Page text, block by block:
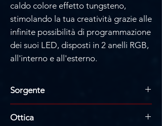
caldo colore effetto tungsteno,
stimolando la tua creatività grazie alle
infinite possibilità di programmazione
dei suoi LED, disposti in 2 anelli RGB,
all'interno e all'esterno.
Sorgente
12 LED WW
Ottica